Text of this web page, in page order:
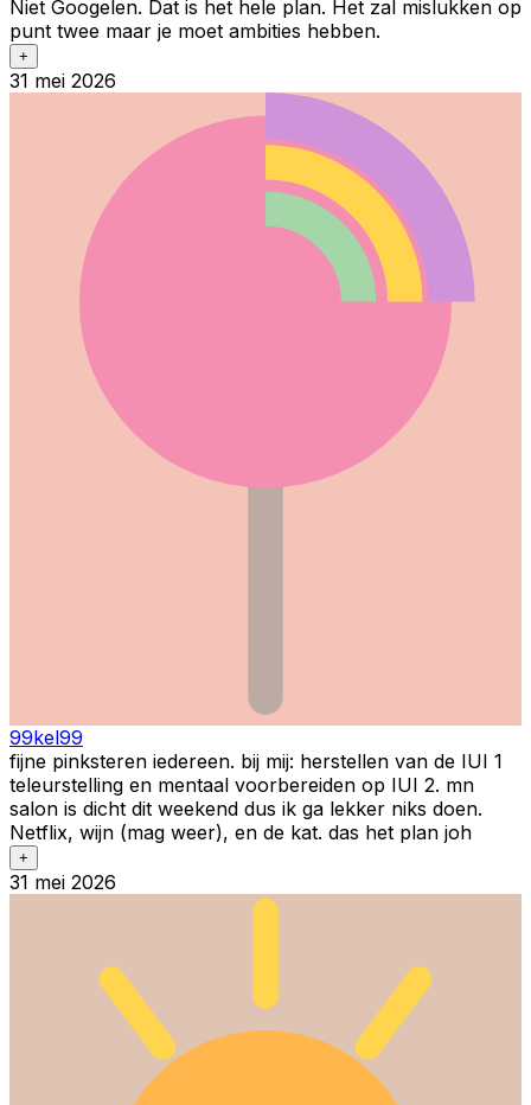
Niet Googelen. Dat is het hele plan. Het zal mislukken op
punt twee maar je moet ambities hebben.
+
31 mei 2026
99kel99
fijne pinksteren iedereen. bij mij: herstellen van de IUI 1
teleurstelling en mentaal voorbereiden op IUI 2. mn
salon is dicht dit weekend dus ik ga lekker niks doen.
Netflix, wijn (mag weer), en de kat. das het plan joh
+
31 mei 2026